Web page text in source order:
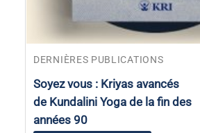
DERNIÈRES PUBLICATIONS
Soyez vous : Kriyas avancés
de Kundalini Yoga de la fin des
années 90